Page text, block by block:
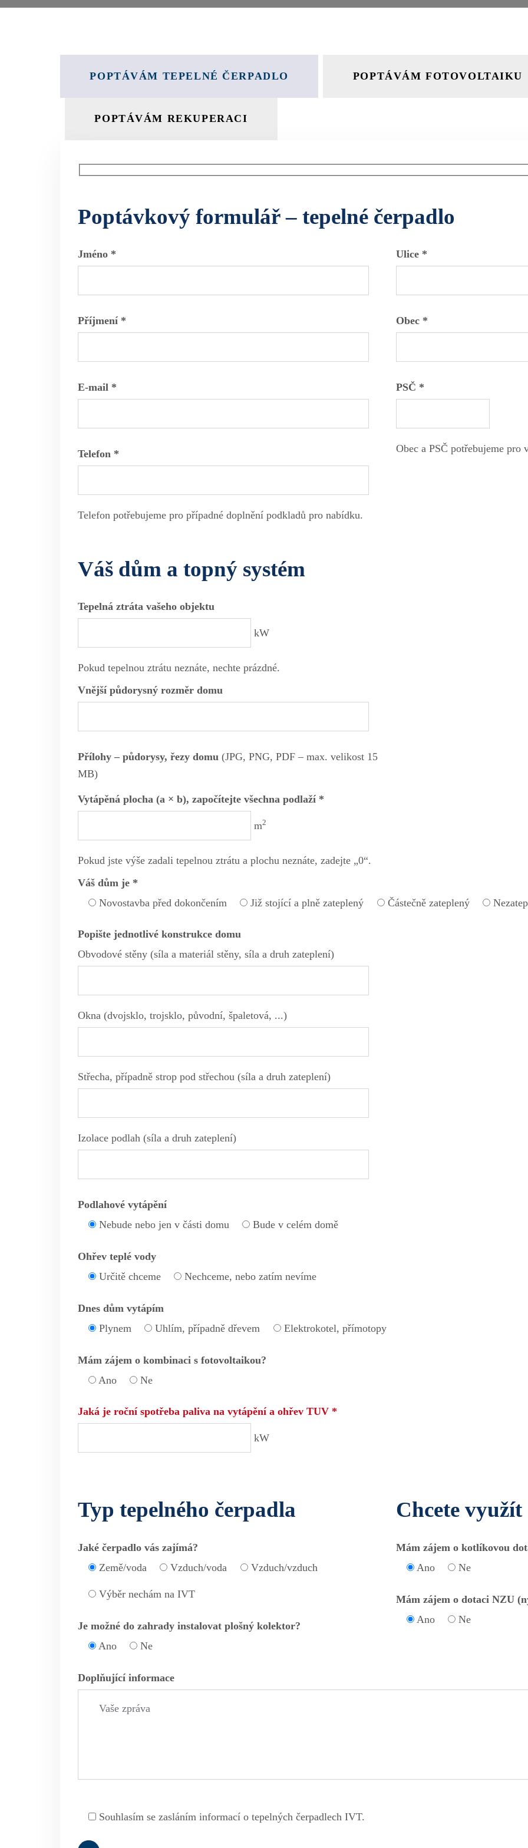
POPTÁVÁM TEPELNÉ ČERPADLO POPTÁVÁM FOTOVOLTAIKU
POPTÁVÁM REKUPERACI
Poptávkový formulář – tepelné čerpadlo
Jméno *
Příjmení *
E-mail *
Telefon *
Telefon potřebujeme pro případné doplnění podkladů pro nabídku.
Ulice *
Obec *
PSČ *
Obec a PSČ potřebujeme
Váš dům a topný systém
Tepelná ztráta vašeho objektu
kW
Pokud tepelnou ztrátu neznáte, nechte prázdné.
Vnější půdorysný rozměr domu
Přílohy – půdorysy, řezy domu (JPG, PNG, PDF – max. velikost 15
MB)
Vytápěná plocha (a × b), započítejte všechna podlaží *
m2
Pokud jste výše zadali tepelnou ztrátu a plochu neznáte, zadejte „0“.
Váš dům je *
Novostavba před dokončením
Již stojící a plně zateplený Částečně zateplený
Popište jednotlivé konstrukce domu
Obvodové stěny (síla a materiál stěny, síla a druh zateplení)
Okna (dvojsklo, trojsklo, původní, špaletová, ...)
Střecha, případně strop pod střechou (síla a druh zateplení)
Izolace podlah (síla a druh zateplení)
Podlahové vytápění
Nebude nebo jen v části domu
Bude v celém domě
Ohřev teplé vody
Určitě chceme
Nechceme, nebo zatím nevíme
Dnes dům vytápím
Plynem
Uhlím, případně dřevem Elektrokotel, přímotopy
Mám zájem o kombinaci s fotovoltaikou?
Ano
Ne
Jaká je roční spotřeba paliva na vytápění a ohřev TUV *
kW
Typ tepelného čerpadla
Jaké čerpadlo vás zajímá?
Země/voda
Vzduch/voda Vzduch/vzduch
Výběr nechám na IVT
Je možné do zahrady instalovat plošný kolektor?
Ano
Ne
Chcete využít
Mám zájem o kotlíkovou
Ano
Ne
Mám zájem o dotaci NZU
Ano
Ne
Doplňující informace
Souhlasím se zasláním informací o tepelných čerpadlech IVT.